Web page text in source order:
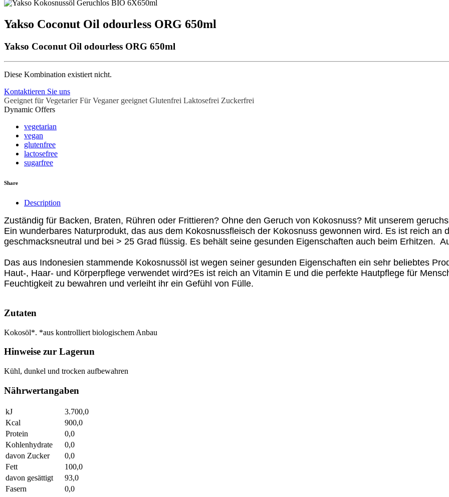
Yakso Coconut Oil odourless ORG 650ml
Yakso Coconut Oil odourless ORG 650ml
Diese Kombination existiert nicht.
Kontaktieren Sie uns
Geeignet für Vegetarier Für Veganer geeignet Glutenfrei Laktosefrei Zuckerfrei
Dynamic Offers
vegetarian
vegan
glutenfree
lactosefree
sugarfree
Share
Description
Zuständig für Backen, Braten, Rühren oder Frittieren? Ohne den Geruch von Kokosnuss? Mit unserem
Ein wunderbares Naturprodukt, das aus dem Kokosnussfleisch der Kokosnuss gewonnen wird. Es ist reich an
geschmacksneutral und bei > 25 Grad flüssig. Es behält seine gesunden Eigenschaften auch beim Erhitzen.
Das aus Indonesien stammende Kokosnussöl ist wegen seiner gesunden Eigenschaften ein sehr beliebtes
Haut-, Haar- und Körperpflege verwendet wird?Es ist reich an Vitamin E und die perfekte Hautpflege für
Feuchtigkeit zu bewahren und verleiht ihr ein Gefühl von Fülle.
Zutaten
Kokosöl*. *aus kontrolliert biologischem Anbau
Hinweise zur Lagerun
Kühl, dunkel und trocken aufbewahren
Nährwertangaben
kJ
3.700,0
Kcal
900,0
Protein
0,0
Kohlenhydrate
0,0
davon Zucker
0,0
Fett
100,0
davon gesättigt
93,0
Fasern
0,0